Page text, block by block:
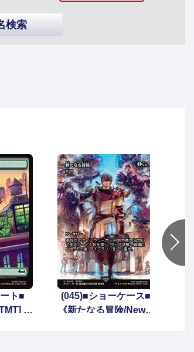
検索
ト■
土
(045)■ショーケース■
《新たなる冒険/Newfo